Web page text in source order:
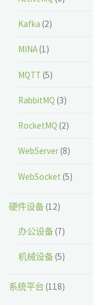
Kafka (2)
MINA(1)
MQTT (5)
RabbitMQ (3)
RocketMQ (2)
WebServer(8)
WebSocket (5)
硬件设备(12)
办公设备(7)
机械设备(5)
系统平台 (118)